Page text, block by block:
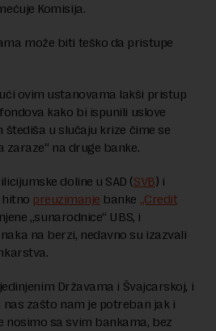
Komisija.
može biti teško da pristupe
ovim ustanovama lakši pristup
kako bi ispunili uslove
u slučaju krize čime se
zaraze“ na druge banke.
doline u SAD (SVB) i
hitno preuzimanje banke „Credit
„sunarodnice“ UBS, i
na berzi, nedavno su izazvali
Državama i Švajcarskoj, i
nas zašto nam je potreban jak i
nosimo sa svim bankama, bez